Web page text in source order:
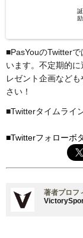
■PasYouのTwitter
います。不定期的
レゼント企画など
さい！
■Twitterタイムライ
■Twitterフォローボ
著者プロフ